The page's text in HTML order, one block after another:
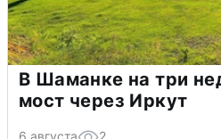
В Шаманке на три
мост через Иркут
6 августа 2